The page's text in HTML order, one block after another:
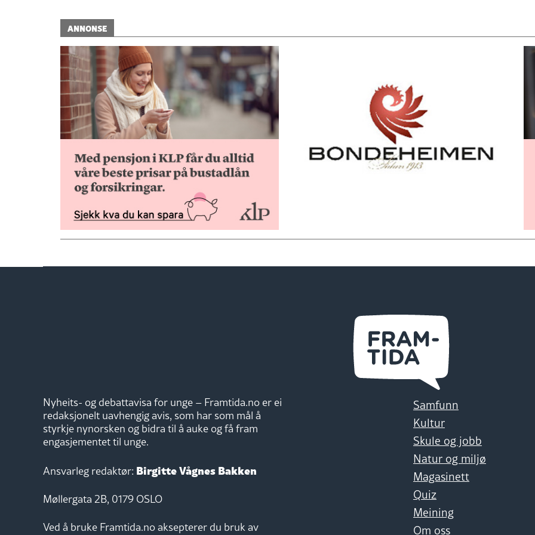
ANNONSE
Nyheits- og debattavisa for unge – Framtida.no er ei
redaksjonelt uavhengig avis, som har som mål å
styrkje nynorsken og bidra til å auke og få fram
engasjementet til unge.
Ansvarleg redaktør: Birgitte Vågnes Bakken
Møllergata 2B, 0179 OSLO
Ved å bruke Framtida.no aksepterer du bruk av
Samfunn
Kultur
Skule og jobb
Natur og miljø
Magasinett
Quiz
Meining
Om oss